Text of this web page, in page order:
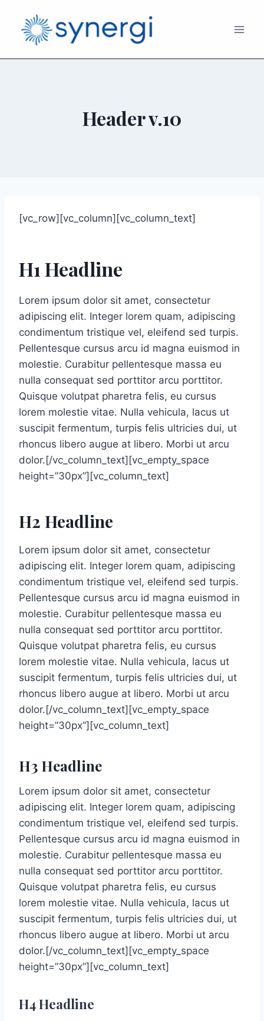
Header v.10
[vc_row][vc_column][vc_column_text]
H1 Headline
Lorem ipsum dolor sit amet, consectetur
adipiscing elit. Integer lorem quam, adipiscing
condimentum tristique vel, eleifend sed turpis.
Pellentesque cursus arcu id magna euismod in
molestie. Curabitur pellentesque massa eu
nulla consequat sed porttitor arcu porttitor.
Quisque volutpat pharetra felis, eu cursus
lorem molestie vitae. Nulla vehicula, lacus ut
suscipit fermentum, turpis felis ultricies dui, ut
rhoncus libero augue at libero. Morbi ut arcu
dolor.[/vc_column_text][vc_empty_space
height=”30px”][vc_column_text]
H2 Headline
Lorem ipsum dolor sit amet, consectetur
adipiscing elit. Integer lorem quam, adipiscing
condimentum tristique vel, eleifend sed turpis.
Pellentesque cursus arcu id magna euismod in
molestie. Curabitur pellentesque massa eu
nulla consequat sed porttitor arcu porttitor.
Quisque volutpat pharetra felis, eu cursus
lorem molestie vitae. Nulla vehicula, lacus ut
suscipit fermentum, turpis felis ultricies dui, ut
rhoncus libero augue at libero. Morbi ut arcu
dolor.[/vc_column_text][vc_empty_space
height=”30px”][vc_column_text]
H3 Headline
Lorem ipsum dolor sit amet, consectetur
adipiscing elit. Integer lorem quam, adipiscing
condimentum tristique vel, eleifend sed turpis.
Pellentesque cursus arcu id magna euismod in
molestie. Curabitur pellentesque massa eu
nulla consequat sed porttitor arcu porttitor.
Quisque volutpat pharetra felis, eu cursus
lorem molestie vitae. Nulla vehicula, lacus ut
suscipit fermentum, turpis felis ultricies dui, ut
rhoncus libero augue at libero. Morbi ut arcu
dolor.[/vc_column_text][vc_empty_space
height=”30px”][vc_column_text]
H4 Headline